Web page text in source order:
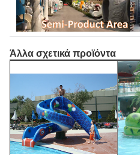
Άλλα σχετικά προϊόντα